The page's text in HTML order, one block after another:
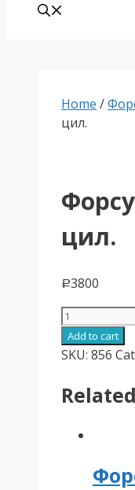
Home /
цил.
цил.
Р3800
Форсунки
АЕВ
3
quantity
Add to cart
SKU: 856